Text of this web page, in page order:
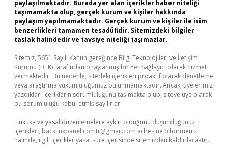
paylaşılmaktadır. Burada yer alan içerikler haber niteliği
taşımamakta olup, gerçek kurum ve kişiler hakkında
paylaşım yapılmamaktadır. Gerçek kurum ve kişiler ile isim
benzerlikleri tamamen tesadüfidir. Sitemizdeki bilgiler
taslak halindedir ve tavsiye niteliği taşımazlar.
Sitemiz, 5651 Sayılı Kanun gereğince Bilgi Teknolojileri ve İletişim
Kurumu (BTK) tarafından onaylanmış bir Yer Sağlayıcı olarak hizmet
vermektedir. Bu nedenle, sitedeki içerikleri proaktif olarak denetleme
veya araştırma yükümlülüğümüz bulunmamaktadır. Ancak, üyelerimiz
yazdıkları içeriklerin sorumluluğunu taşımakta olup, siteye üye olarak
bu sorumluluğu kabul etmiş sayılırlar.
Hukuka ve yasal düzenlemelere aykırı olduğunu düşündüğünüz
içerikleri, backlinkpanelicomtr@gmail.com adresine bildirmeniz
halinde, ilgili içerikler yasal süre içerisinde sitemizden kaldırılacaktır.